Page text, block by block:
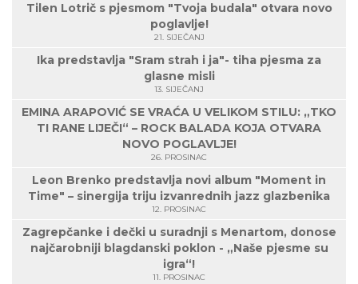
Tilen Lotrič s pjesmom "Tvoja budala" otvara novo
poglavlje!
21. SIJEČANJ
Ika predstavlja "Sram strah i ja"- tiha pjesma za
glasne misli
13. SIJEČANJ
EMINA ARAPOVIĆ SE VRAĆA U VELIKOM STILU: „TKO
TI RANE LIJEČI“ – ROCK BALADA KOJA OTVARA
NOVO POGLAVLJE!
26. PROSINAC
Leon Brenko predstavlja novi album "Moment in
Time" – sinergija triju izvanrednih jazz glazbenika
12. PROSINAC
Zagrepčanke i dečki u suradnji s Menartom, donose
najčarobniji blagdanski poklon - „Naše pjesme su
igra“!
11. PROSINAC